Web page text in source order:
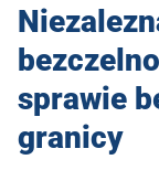
sprawie
granicy